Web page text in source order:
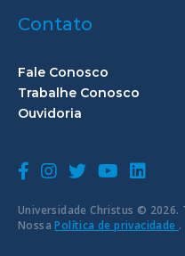
Universidade Christus ©
NossaPolítica de privacidade .
Contato
Fale Conosco
Trabalhe Conosco
Ouvidoria